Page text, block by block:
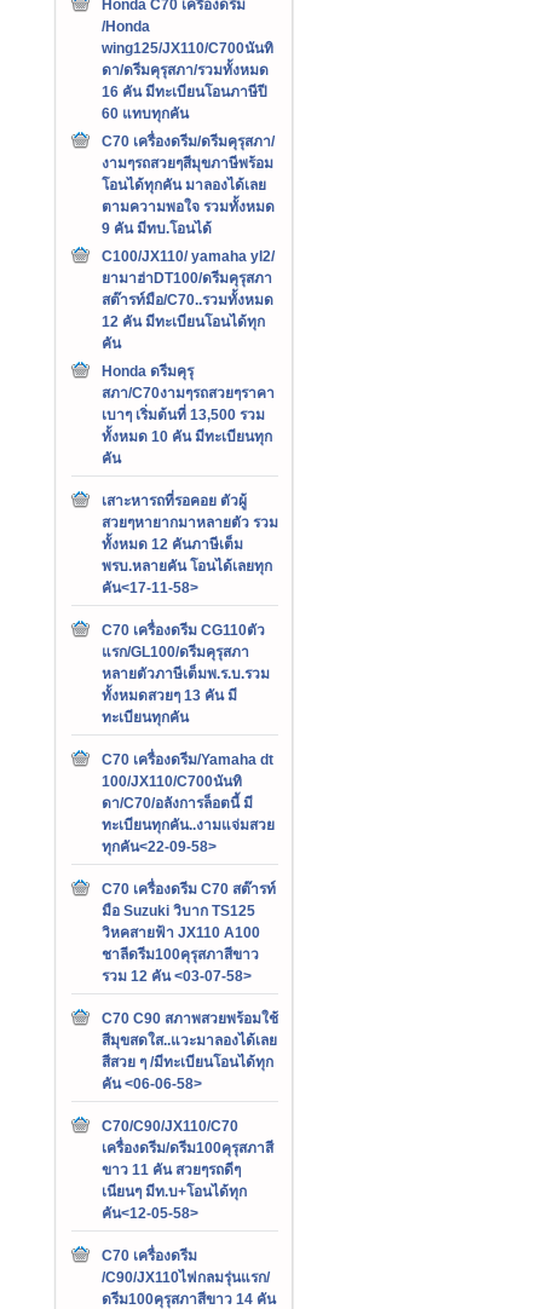
Honda C70 เครืองดรีม
/Honda
wing125/JX110/C700นันทิ
ดา/ดรีมคุรุสภา/รวมทั้งหมด
16 คัน มีทะเบียนโอนภาษีปี
60 แทบทุกคัน
C70 เครื่องดรีม/ดรีมคุรุสภา/
งามๆรถสวยๆสีมุขภาษีพร้อม
โอนได้ทุกคัน มาลองได้เลย
ตามความพอใจ รวมทั้งหมด
9 คัน มีทบ.โอนได้
C100/JX110/ yamaha yl2/
ยามาฮ่าDT100/ดรีมคุรุสภา
สต๊ารท์มือ/C70..รวมทั้งหมด
12 คัน มีทะเบียนโอนได้ทุก
คัน
Honda ดรีมคุรุ
สภา/C70งามๆรถสวยๆราคา
เบาๆ เริ่มต้นที่ 13,500 รวม
ทั้งหมด 10 คัน มีทะเบียนทุก
คัน
เสาะหารถที่รอคอย ตัวผู้
สวยๆหายากมาหลายตัว รวม
ทั้งหมด 12 คันภาษีเต็ม
พรบ.หลายคัน โอนได้เลยทุก
คัน<17-11-58>
C70 เครื่องดรีม CG110ตัว
แรก/GL100/ดรีมคุรุสภา
หลายตัวภาษีเต็มพ.ร.บ.รวม
ทั้งหมดสวยๆ 13 คัน มี
ทะเบียนทุกคัน
C70 เครื่องดรีม/Yamaha dt
100/JX110/C700นันทิ
ดา/C70/อลังการล็อตนี้ มี
ทะเบียนทุกคัน..งามแจ่มสวย
ทุกคัน<22-09-58>
C70 เครื่องดรีม C70 สต๊ารท์
มือ Suzuki วิบาก TS125
วิหคสายฟ้า JX110 A100
ชาลีดรีม100คุรุสภาสีขาว
รวม 12 คัน <03-07-58>
C70 C90 สภาพสวยพร้อมใช้
สีมุขสดใส..แวะมาลองได้เลย
สีสวย ๆ /มีทะเบียนโอนได้ทุก
คัน <06-06-58>
C70/C90/JX110/C70
เครื่องดรีม/ดรีม100คุรุสภาสี
ขาว 11 คัน สวยๆรถดีๆ
เนียนๆ มีท.บ+โอนได้ทุก
คัน<12-05-58>
C70 เครื่องดรีม
/C90/JX110ไฟกลมรุ่นแรก/
ดรีม100คุรุสภาสีขาว 14 คัน